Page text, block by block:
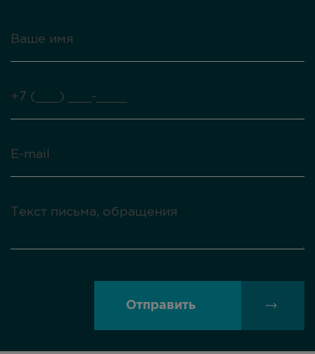
Отправить